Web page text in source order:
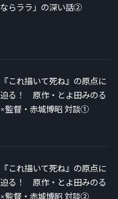
ならララ」の深い話②
『これ描いて死ね』の原点に
迫る！ 原作・とよ田みのる
×監督・赤城博昭 対談①
『これ描いて死ね』の原点に
迫る！ 原作・とよ田みのる
×監督・赤城博昭 対談②